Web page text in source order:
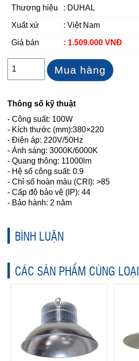
Thương hiệu : DUHAL
Xuất xứ : Việt Nam
Giá bán : 1.509.000 VNĐ
Mua hàng
Thông số kỹ thuật
- Công suất: 100W
- Kích thước (mm):380×220
- Điện áp: 220V/50Hz
- Ánh sáng: 3000K/6000K
- Quang thông: 11000lm
- Hệ số công suất: 0.9
- Chỉ số hoàn màu (CRI): >85
- Cấp độ bảo vệ (IP): 44
- Bảo hành: 2 năm
BÌNH LUẬN
CÁC SẢN PHẨM CÙNG LOẠI